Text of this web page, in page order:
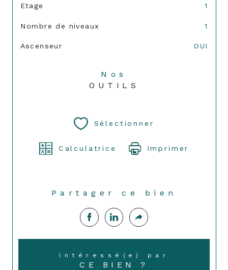
Etage 1
Nombre de niveaux 1
Ascenseur OUI
Nos
OUTILS
Sélectionner
Calculatrice Imprimer
Partager ce bien
Intéressé(e) par
CE BIEN ?